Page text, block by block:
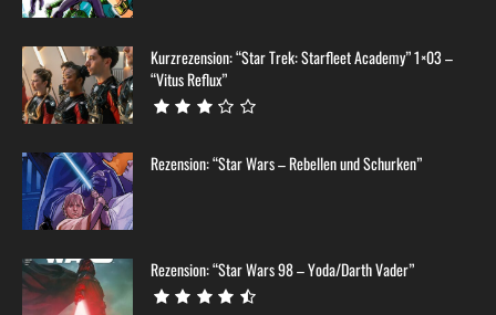
Kurzrezension: “Star Trek: Starfleet Academy” 1×03 –
“Vitus Reflux”
Rezension: “Star Wars – Rebellen und Schurken”
Rezension: “Star Wars 98 – Yoda/Darth Vader”